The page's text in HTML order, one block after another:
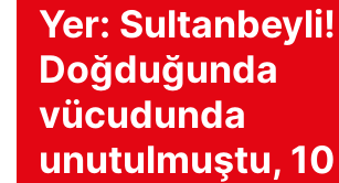
Yer: Sultanbeyli!
Doğduğunda
vücudunda
unutulmuştu,